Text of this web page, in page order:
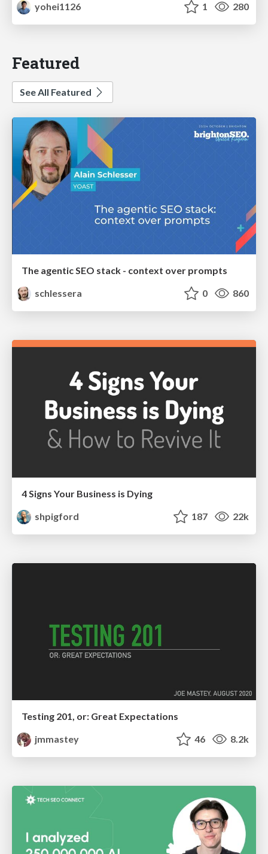
yohei1126
1 280
Featured
See All Featured
The agentic SEO stack - context over prompts
schlessera
0 860
4 Signs Your Business is Dying
shpigford
187 22k
Testing 201, or: Great Expectations
jmmastey
46 8.2k